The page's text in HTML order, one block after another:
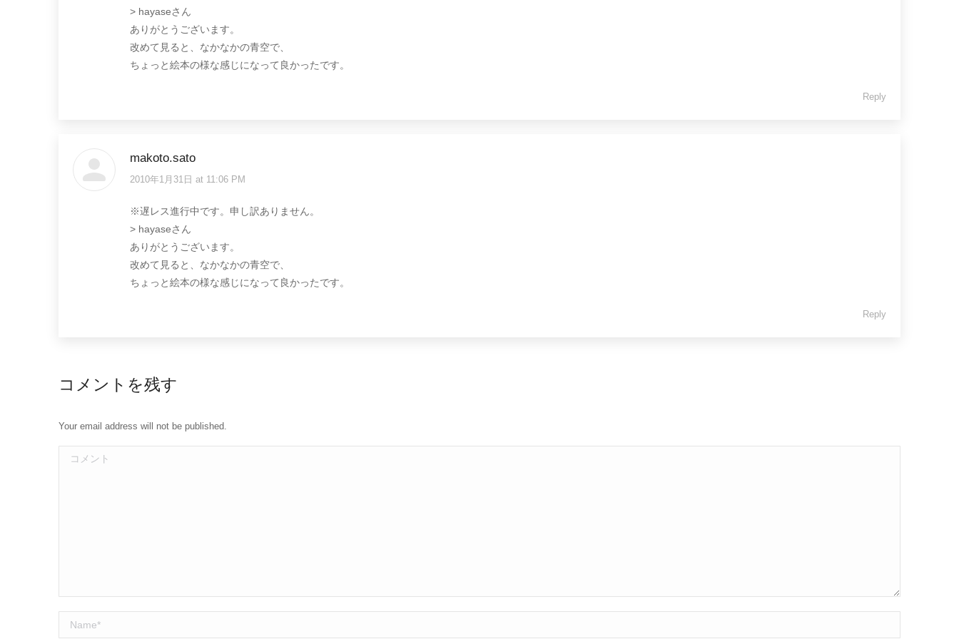
> hayaseさん
ありがとうございます。
改めて見ると、なかなかの青空で、
ちょっと絵本の様な感じになって良かったです。
Reply
makoto.sato
says:
2010年1月31日 at 11:06 PM
※遅レス進行中です。申し訳ありません。
> hayaseさん
ありがとうございます。
改めて見ると、なかなかの青空で、
ちょっと絵本の様な感じになって良かったです。
Reply
コメントを残す
Your email address will not be published.
コメント
Name *